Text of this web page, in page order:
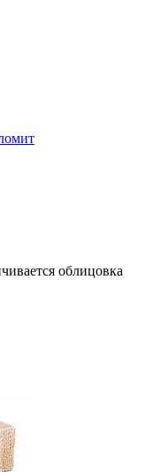
облицовка